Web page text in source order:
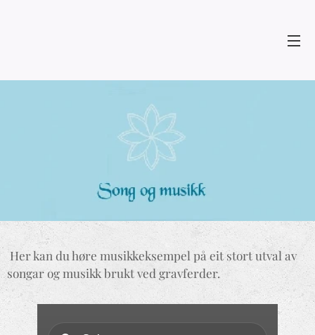
Her kan du høre musikkeksempel på eit stort utval av
songar og musikk brukt ved gravferder.